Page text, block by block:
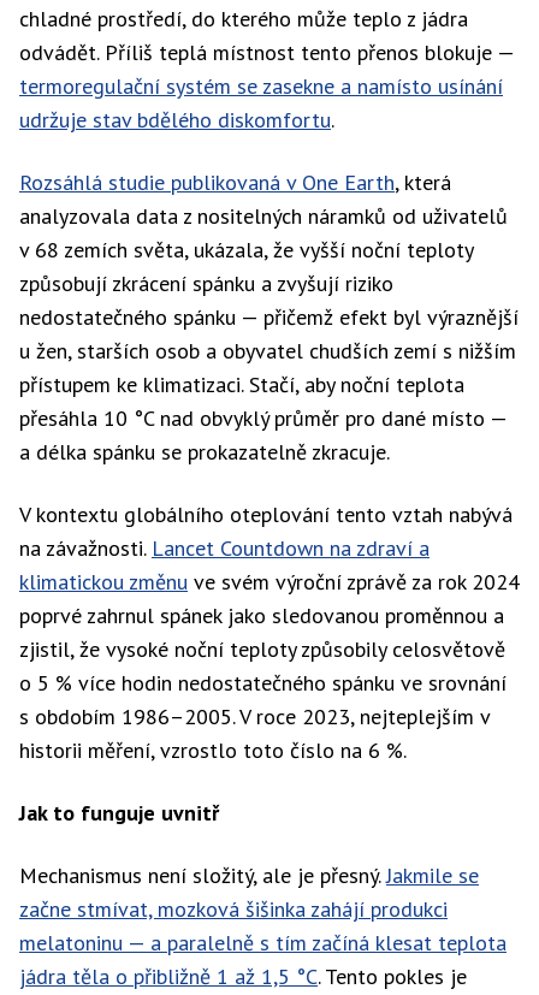
chladné prostředí, do kterého může teplo z jádra
odvádět. Příliš teplá místnost tento přenos blokuje —
termoregulační systém se zasekne a namísto usínání
udržuje stav bdělého diskomfortu.
Rozsáhlá studie publikovaná v One Earth, která
analyzovala data z nositelných náramků od uživatelů
v 68 zemích světa, ukázala, že vyšší noční teploty
způsobují zkrácení spánku a zvyšují riziko
nedostatečného spánku — přičemž efekt byl výraznější
u žen, starších osob a obyvatel chudších zemí s nižším
přístupem ke klimatizaci. Stačí, aby noční teplota
přesáhla 10 °C nad obvyklý průměr pro dané místo —
a délka spánku se prokazatelně zkracuje.
V kontextu globálního oteplování tento vztah nabývá
na závažnosti. Lancet Countdown na zdraví a
klimatickou změnu ve svém výroční zprávě za rok 2024
poprvé zahrnul spánek jako sledovanou proměnnou a
zjistil, že vysoké noční teploty způsobily celosvětově
o 5 % více hodin nedostatečného spánku ve srovnání
s obdobím 1986–2005. V roce 2023, nejteplejším v
historii měření, vzrostlo toto číslo na 6 %.
Jak to funguje uvnitř
Mechanismus není složitý, ale je přesný.Jakmile se
začne stmívat, mozková šišinka zahájí produkci
melatoninu — a paralelně s tím začíná klesat teplota
jádra těla o přibližně 1 až 1,5 °C. Tento pokles je